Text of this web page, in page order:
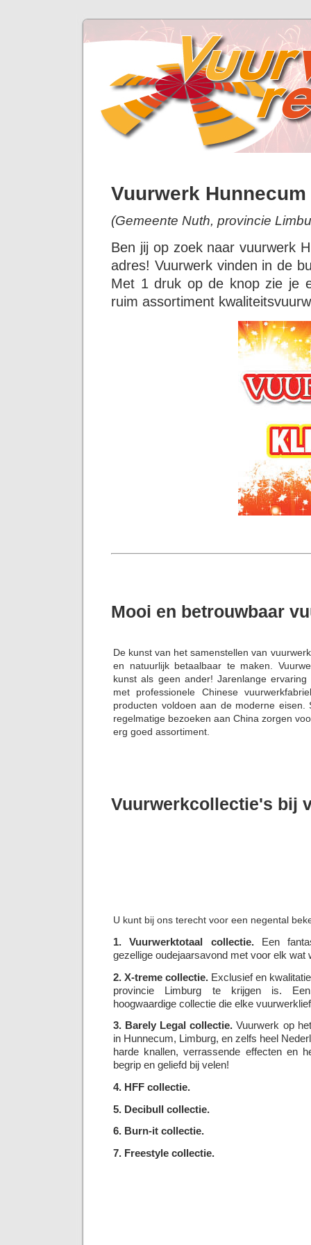
Vuurwerk Hunnecum
(Gemeente Nuth, provincie
Ben jij op zoek naar vuurwerk
adres! Vuurwerk vinden in de
Met 1 druk op de knop zie je
ruim assortiment
Mooi en betrouwbaar
De kunst van het samenstellen van
en natuurlijk betaalbaar te maken.
kunst als geen ander! Jarenlange
met professionele Chinese
producten voldoen aan de moderne eisen.
regelmatige bezoeken aan China zorgen
erg goed assortiment.
Vuurwerkcollectie's bij
U kunt bij ons terecht voor een negental
1. Vuurwerktotaal collectie.Een
gezellige oudejaarsavond met voor elk wat
2. X-treme collectie. Exclusief en
provincie Limburg te krijgen is.
hoogwaardige collectie die elke
3. Barely Legal collectie. Vuurwerk op
in Hunnecum, Limburg, en zelfs heel
harde knallen, verrassende effecten en
begrip en geliefd bij velen!
4. HFF collectie.
5. Decibull collectie.
6. Burn-it collectie.
7. Freestyle collectie.